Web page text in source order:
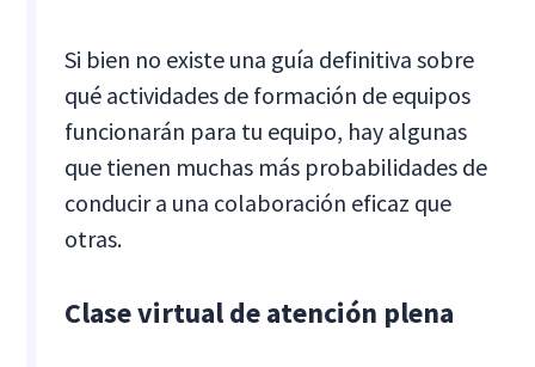
Si bien no existe una guía definitiva sobre
qué actividades de formación de equipos
funcionarán para tu equipo, hay algunas
que tienen muchas más probabilidades de
conducir a una colaboración eficaz que
otras.
Clase virtual de atención plena